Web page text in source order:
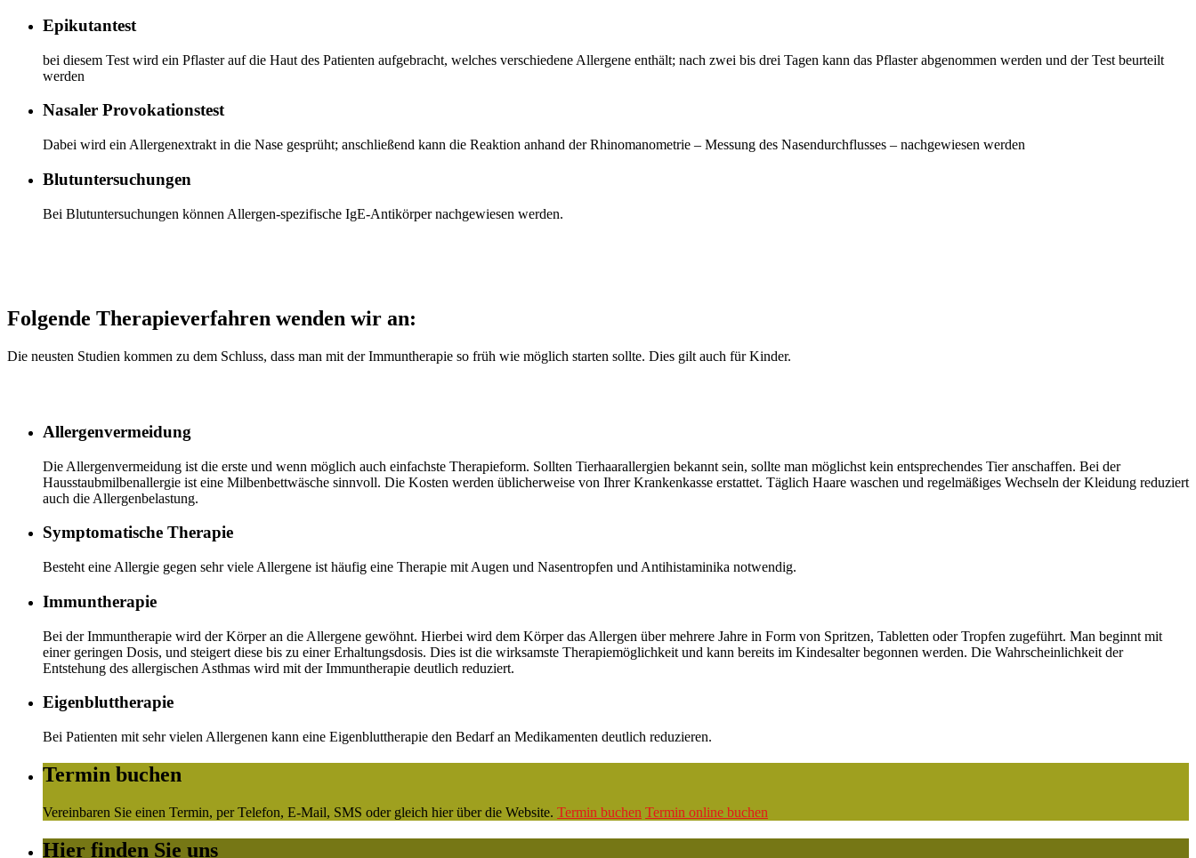
Epikutantest
bei diesem Test wird ein Pflaster auf die Haut des Patienten aufgebracht, welches verschiedene Allergene enthält; nach zwei bis drei Tagen kann das Pflaster abgenommen werden und der Test beurteilt
werden
Nasaler Provokationstest
Dabei wird ein Allergenextrakt in die Nase gesprüht; anschließend kann die Reaktion anhand der Rhinomanometrie – Messung des Nasendurchflusses – nachgewiesen werden
Blutuntersuchungen
Bei Blutuntersuchungen können Allergen-spezifische IgE-Antikörper nachgewiesen werden.
Folgende Therapieverfahren wenden wir an:
Die neusten Studien kommen zu dem Schluss, dass man mit der Immuntherapie so früh wie möglich starten sollte. Dies gilt auch für Kinder.
Allergenvermeidung
Die Allergenvermeidung ist die erste und wenn möglich auch einfachste Therapieform. Sollten Tierhaarallergien bekannt sein, sollte man möglichst kein entsprechendes Tier anschaffen. Bei der
Hausstaubmilbenallergie ist eine Milbenbettwäsche sinnvoll. Die Kosten werden üblicherweise von Ihrer Krankenkasse erstattet. Täglich Haare waschen und regelmäßiges Wechseln der Kleidung reduziert
auch die Allergenbelastung.
Symptomatische Therapie
Besteht eine Allergie gegen sehr viele Allergene ist häufig eine Therapie mit Augen und Nasentropfen und Antihistaminika notwendig.
Immuntherapie
Bei der Immuntherapie wird der Körper an die Allergene gewöhnt. Hierbei wird dem Körper das Allergen über mehrere Jahre in Form von Spritzen, Tabletten oder Tropfen zugeführt. Man beginnt mit
einer geringen Dosis, und steigert diese bis zu einer Erhaltungsdosis. Dies ist die wirksamste Therapiemöglichkeit und kann bereits im Kindesalter begonnen werden. Die Wahrscheinlichkeit der
Entstehung des allergischen Asthmas wird mit der Immuntherapie deutlich reduziert.
Eigenbluttherapie
Bei Patienten mit sehr vielen Allergenen kann eine Eigenbluttherapie den Bedarf an Medikamenten deutlich reduzieren.
Termin buchen
Vereinbaren Sie einen Termin, per Telefon, E-Mail, SMS oder gleich hier über die Website. Termin buchen Termin online buchen
Hier finden Sie uns